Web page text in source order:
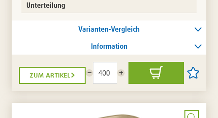
Unterteilung
Varianten-Vergleich
Information
zum artikel
Menge
reduzieren
Menge
erhöhen
In
den
Artikel
setzen
/